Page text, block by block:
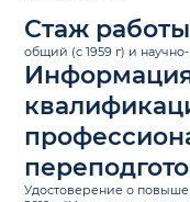
Стаж работы
общий (c 1959 г) и
Удостоверение о